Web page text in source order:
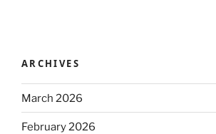
ARCHIVES
March 2026
February 2026